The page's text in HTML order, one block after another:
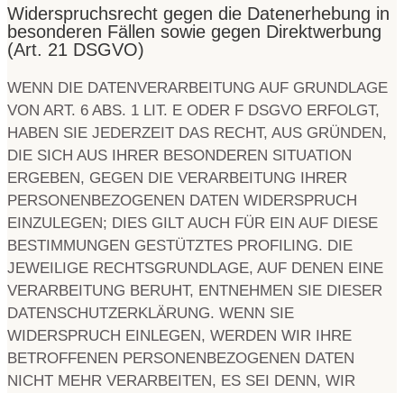
Widerspruchsrecht gegen die Datenerhebung in
besonderen Fällen sowie gegen Direktwerbung
(Art. 21 DSGVO)
WENN DIE DATENVERARBEITUNG AUF GRUNDLAGE
VON ART. 6 ABS. 1 LIT. E ODER F DSGVO ERFOLGT,
HABEN SIE JEDERZEIT DAS RECHT, AUS GRÜNDEN,
DIE SICH AUS IHRER BESONDEREN SITUATION
ERGEBEN, GEGEN DIE VERARBEITUNG IHRER
PERSONENBEZOGENEN DATEN WIDERSPRUCH
EINZULEGEN; DIES GILT AUCH FÜR EIN AUF DIESE
BESTIMMUNGEN GESTÜTZTES PROFILING. DIE
JEWEILIGE RECHTSGRUNDLAGE, AUF DENEN EINE
VERARBEITUNG BERUHT, ENTNEHMEN SIE DIESER
DATENSCHUTZERKLÄRUNG. WENN SIE
WIDERSPRUCH EINLEGEN, WERDEN WIR IHRE
BETROFFENEN PERSONENBEZOGENEN DATEN
NICHT MEHR VERARBEITEN, ES SEI DENN, WIR